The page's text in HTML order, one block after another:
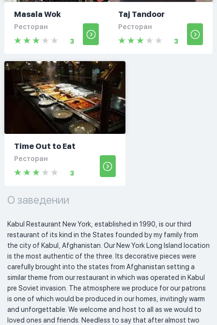
Masala Wok
Ресторан
3
Taj Tandoor
Ресторан
3
Time Out to Eat
Ресторан
3
О заведении
Kabul Restaurant New York, established in 1990, is our third
restaurant of its kind in the States founded by my family from
the city of Kabul, Afghanistan. Our New York Long Island location
is the most authentic of the three. Its decorative pieces were
carefully brought into the states from Afghanistan setting a
similar theme from our restaurant in which was operated in Kabul
pre Soviet invasion. The atmosphere we produce for our patrons
is one of which would be produced in our homes, invitingly warm
and unforgettable. We welcome and host to all as we would to
loved ones and friends. Needless to say that after almost two